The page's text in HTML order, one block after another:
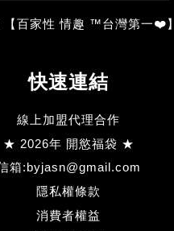
百家性 情趣 ™台灣第一❤️】
快速連結
線上加盟代理合作
★ 2026年 開慾福袋 ★
箱:byjasn@gmail.com
隱私權條款
消費者權益